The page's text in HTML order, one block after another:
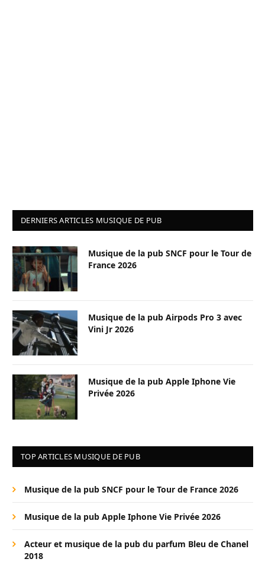
DERNIERS ARTICLES MUSIQUE DE PUB
Musique de la pub SNCF pour le Tour de
France 2026
Musique de la pub Airpods Pro 3 avec
Vini Jr 2026
Musique de la pub Apple Iphone Vie
Privée 2026
TOP ARTICLES MUSIQUE DE PUB
Musique de la pub SNCF pour le Tour de France 2026
Musique de la pub Apple Iphone Vie Privée 2026
Acteur et musique de la pub du parfum Bleu de Chanel
2018